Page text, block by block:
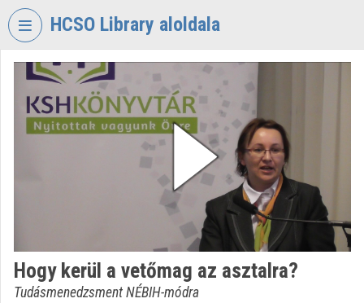
Skip header
HCSO Library aloldala
VIDEOTORIUM
HUNGARIAN
CENTRAL
Organization discovery
Hogy kerül a vetőmag az asztalra?
Tudásmenedzsment NÉBIH-módra